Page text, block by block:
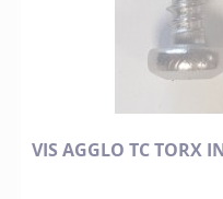
VIS AGGLO TC TORX